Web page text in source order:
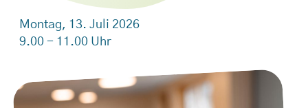
Montag, 13. Juli 2026
9.00 - 11.00 Uhr